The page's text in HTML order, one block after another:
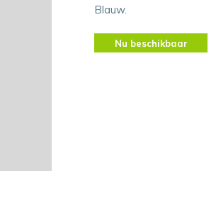
Blauw.
Nu beschikbaar